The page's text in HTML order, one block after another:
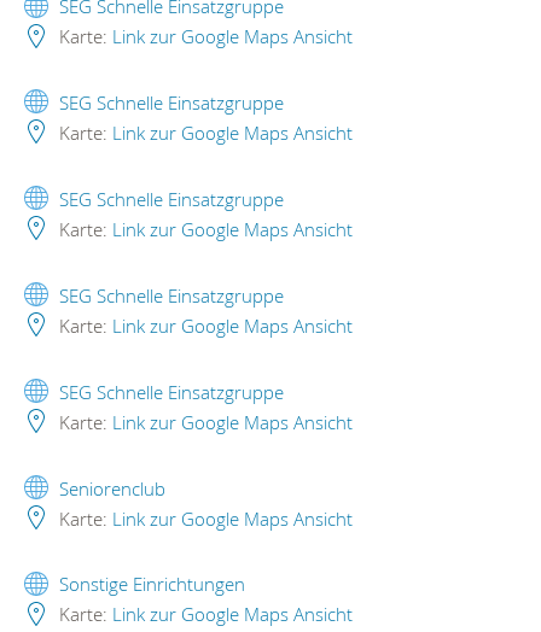
SEG Schnelle Einsatzgruppe
Karte: Link zur Google Maps Ansicht
SEG Schnelle Einsatzgruppe
Karte: Link zur Google Maps Ansicht
SEG Schnelle Einsatzgruppe
Karte: Link zur Google Maps Ansicht
SEG Schnelle Einsatzgruppe
Karte: Link zur Google Maps Ansicht
SEG Schnelle Einsatzgruppe
Karte: Link zur Google Maps Ansicht
Seniorenclub
Karte: Link zur Google Maps Ansicht
Sonstige Einrichtungen
Karte: Link zur Google Maps Ansicht